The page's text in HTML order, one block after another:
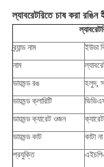
ল্যাবরেটরিতে চাষ করা রঙিন
ব্র্যান্ড নাম
ইউডা
নাম
ডায়মন্ড রঙ
হলুদ,
ডায়মন্ড ক্লারিটি
ডায়মন্ড ক্যারেট ওজন
ডায়মন্ড কাট
কাটা না
প্রযুক্তি